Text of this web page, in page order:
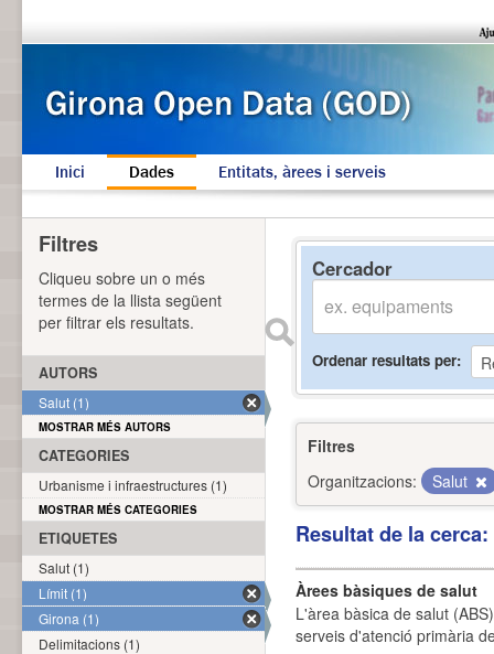
Inici Dades Entitats, àrees i serveis
Cercador
Ordenar resultats per
Filtres
Organitzacions:
Salut
Resultat de la
Àrees bàsiques de salut
L'àrea bàsica de salut
serveis d'atenció primària
Filtres
Cliqueu sobre un o més
termes de la llista següent
per filtrar els resultats.
AUTORS
Salut (1)
MOSTRAR MÉS AUTORS
CATEGORIES
Urbanisme i infraestructures (1)
MOSTRAR MÉS CATEGORIES
ETIQUETES
Salut (1)
Límit (1)
Girona (1)
Delimitacions (1)